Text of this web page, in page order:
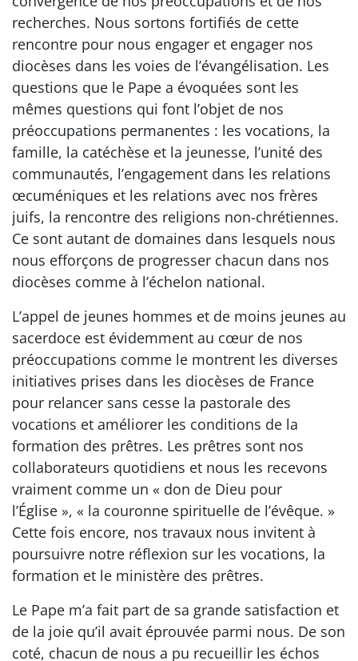
recherches. Nous sortons fortifiés de cette
rencontre pour nous engager et engager nos
diocèses dans les voies de l’évangélisation. Les
questions que le Pape a évoquées sont les
mêmes questions qui font l’objet de nos
préoccupations permanentes : les vocations, la
famille, la catéchèse et la jeunesse, l’unité des
communautés, l’engagement dans les relations
œcuméniques et les relations avec nos frères
juifs, la rencontre des religions non-chrétiennes.
Ce sont autant de domaines dans lesquels nous
nous efforçons de progresser chacun dans nos
diocèses comme à l’échelon national.
L’appel de jeunes hommes et de moins jeunes au
sacerdoce est évidemment au cœur de nos
préoccupations comme le montrent les diverses
initiatives prises dans les diocèses de France
pour relancer sans cesse la pastorale des
vocations et améliorer les conditions de la
formation des prêtres. Les prêtres sont nos
collaborateurs quotidiens et nous les recevons
vraiment comme un « don de Dieu pour
l’Église », « la couronne spirituelle de l’évêque. »
Cette fois encore, nos travaux nous invitent à
poursuivre notre réflexion sur les vocations, la
formation et le ministère des prêtres.
Le Pape m’a fait part de sa grande satisfaction et
de la joie qu’il avait éprouvée parmi nous. De son
coté, chacun de nous a pu recueillir les échos